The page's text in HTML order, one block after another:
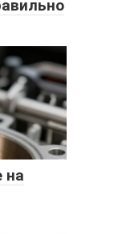
на